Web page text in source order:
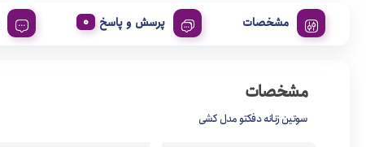
مشخصات پرسش و پاسخ
مشخصات
سوتین زنانه دفکتو مدل کشی